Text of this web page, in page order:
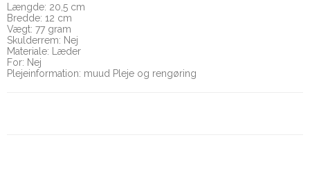
Længde: 20,5 cm
Bredde: 12 cm
Vægt: 77 gram
Skulderrem: Nej
Materiale: Læder
For: Nej
Plejeinformation: muud Pleje og rengøring